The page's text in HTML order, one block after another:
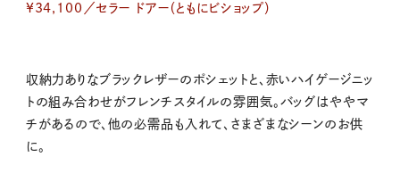
¥34,100／セラー ドアー（ともにビショップ）
収納力ありなブラックレザーのポシェットと、赤いハイゲージニッ
トの組み合わせがフレンチスタイルの雰囲気。バッグはややマ
チがあるので、他の必需品も入れて、さまざまなシーンのお供
に。